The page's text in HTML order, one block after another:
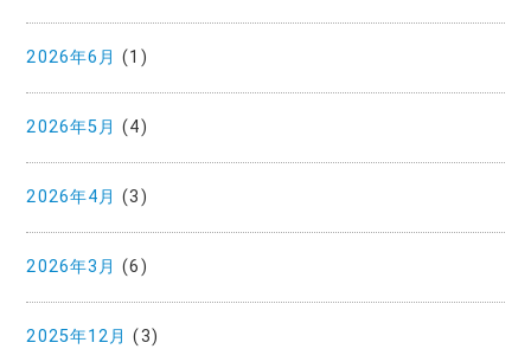
2026年6月 (1)
2026年5月 (4)
2026年4月 (3)
2026年3月 (6)
2025年12月 (3)